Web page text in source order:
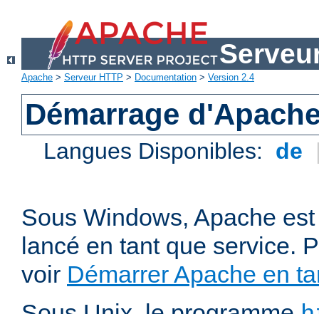
Apache > Serveur HTTP > Documentation > Version 2.4
Démarrage
Langues Disponibles: de
Sous Windows, Apache
lancé en tant que service.
voir Démarrer Apache en